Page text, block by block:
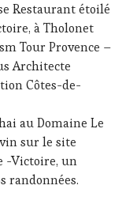
Restaurant étoilé
à Tholonet
Tour Provence –
Architecte
Côtes-de-
au Domaine Le
sur le site
-Victoire, un
randonnées.
Fabien Belgy,